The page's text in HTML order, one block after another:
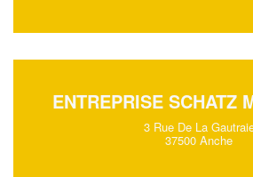
ENTREPRISE SCHATZ
3 Rue De La
37500 Anche